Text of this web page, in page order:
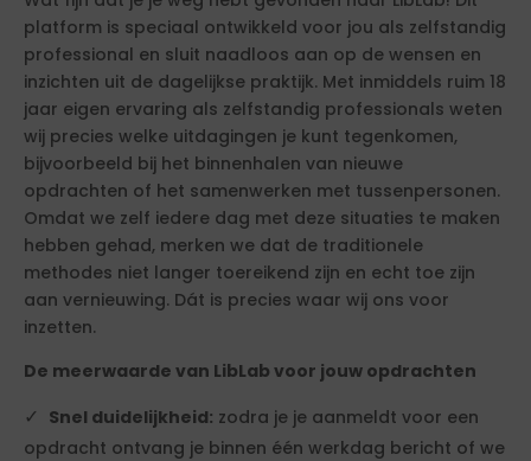
platform is speciaal ontwikkeld voor jou als zelfstandig
professional en sluit naadloos aan op de wensen en
inzichten uit de dagelijkse praktijk. Met inmiddels ruim 18
jaar eigen ervaring als zelfstandig professionals weten
wij precies welke uitdagingen je kunt tegenkomen,
bijvoorbeeld bij het binnenhalen van nieuwe
opdrachten of het samenwerken met tussenpersonen.
Omdat we zelf iedere dag met deze situaties te maken
hebben gehad, merken we dat de traditionele
methodes niet langer toereikend zijn en echt toe zijn
aan vernieuwing. Dát is precies waar wij ons voor
inzetten.
De meerwaarde van LibLab voor jouw opdrachten
Snel duidelijkheid: zodra je je aanmeldt voor een
opdracht ontvang je binnen één werkdag bericht of we